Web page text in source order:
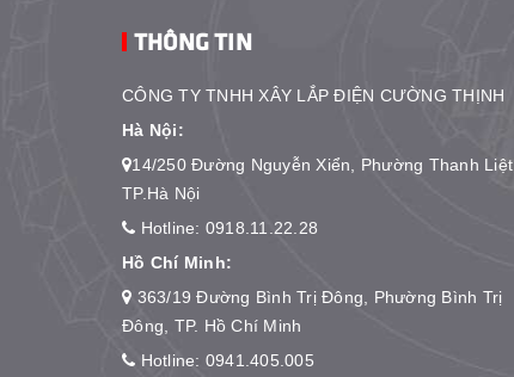
THÔNG TIN
CÔNG TY TNHH XÂY LẮP ĐIỆN CƯỜNG THỊNH
Hà Nội:
14/250 Đường Nguyễn Xiển, Phường Thanh Liệt,
TP.Hà Nội
Hotline: 0918.11.22.28
Hồ Chí Minh:
363/19 Đường Bình Trị Đông, Phường Bình Trị
Đông, TP. Hồ Chí Minh
Hotline: 0941.405.005